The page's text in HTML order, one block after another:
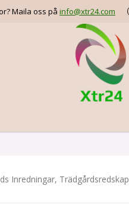
Maila oss på info@xtr24.com
Inredningar, Trädgårdsredskap